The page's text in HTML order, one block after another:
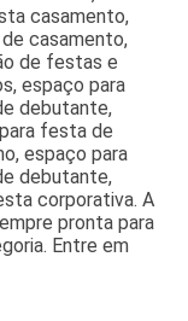
casamento,
casamento,
de festas e
espaço para
debutante,
festa de
espaço para
debutante,
corporativa. A
pronta para
Entre em